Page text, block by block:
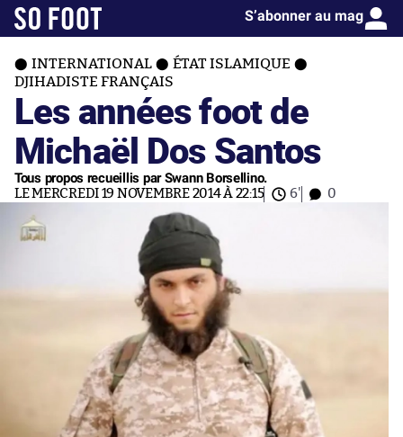
S’abonner au mag
INTERNATIONAL
ÉTAT ISLAMIQUE
DJIHADISTE FRANÇAIS
Les années foot de
Michaël Dos Santos
Tous propos recueillis par Swann Borsellino.
LE MERCREDI 19 NOVEMBRE 2014 À 22:15 6' 0